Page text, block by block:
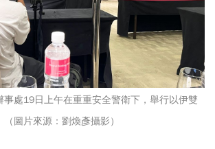
處19日上午在重重安全警衛下，舉行以伊雙
（圖片來源：劉煥彥攝影）